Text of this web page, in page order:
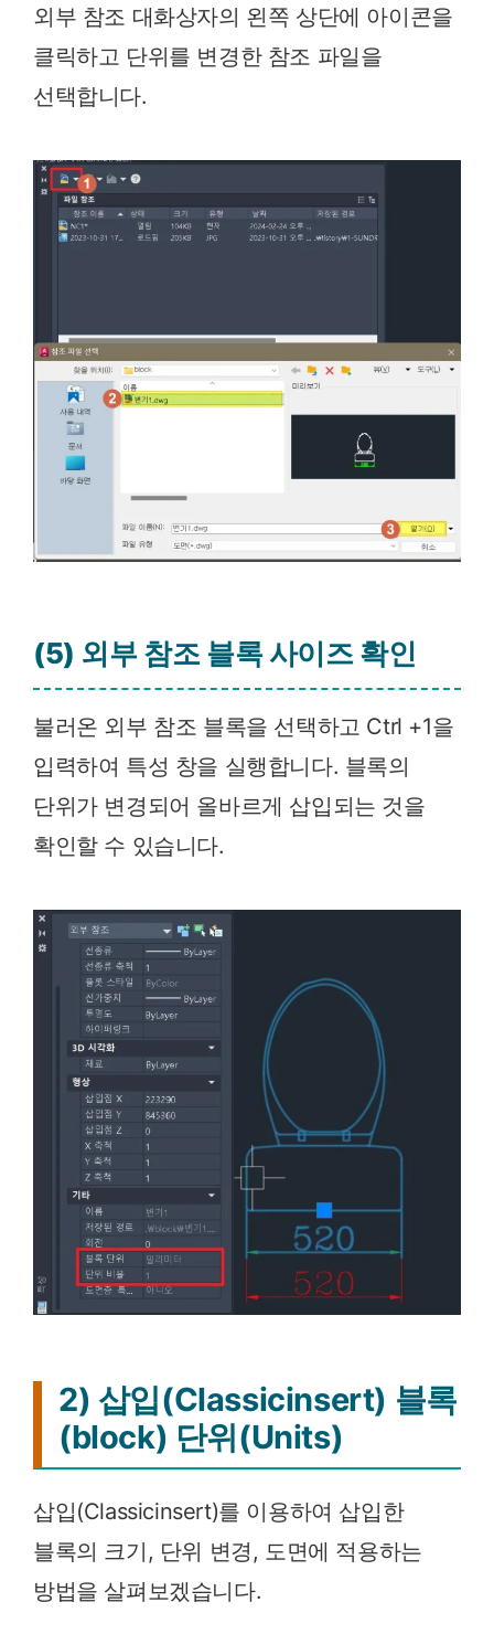
외부 참조 대화상자의 왼쪽 상단에 아이콘을
클릭하고 단위를 변경한 참조 파일을
선택합니다.
(5) 외부 참조 블록 사이즈 확인
불러온 외부 참조 블록을 선택하고 Ctrl +1을
입력하여 특성 창을 실행합니다. 블록의
단위가 변경되어 올바르게 삽입되는 것을
확인할 수 있습니다.
2) 삽입(Classicinsert) 블록
(block) 단위(Units)
삽입(Classicinsert)를 이용하여 삽입한
블록의 크기, 단위 변경, 도면에 적용하는
방법을 살펴보겠습니다.